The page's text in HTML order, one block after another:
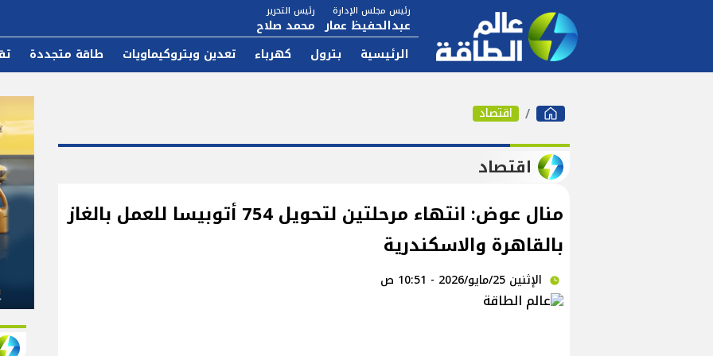
رئيس مجلس الإدارة
عبدالحفيظ عمار
رئيس التحرير
محمد صلاح
الرئيسية بترول كهرباء تعدين وبتروكيماويات طاقة متجددة
اقتصاد
اقتصاد
منال عوض: انتهاء مرحلتين لتحويل 754 أتوبيسا للعمل بالغاز
بالقاهرة والاسكندرية
الإثنين 25/مايو/2026 - 10:51 ص